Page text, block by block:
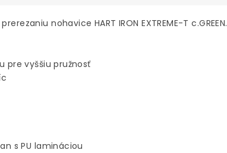
nohavice HART IRON EXTREME-T c.GREEN.
pre vyššiu pružnosť
s PU lamináciou